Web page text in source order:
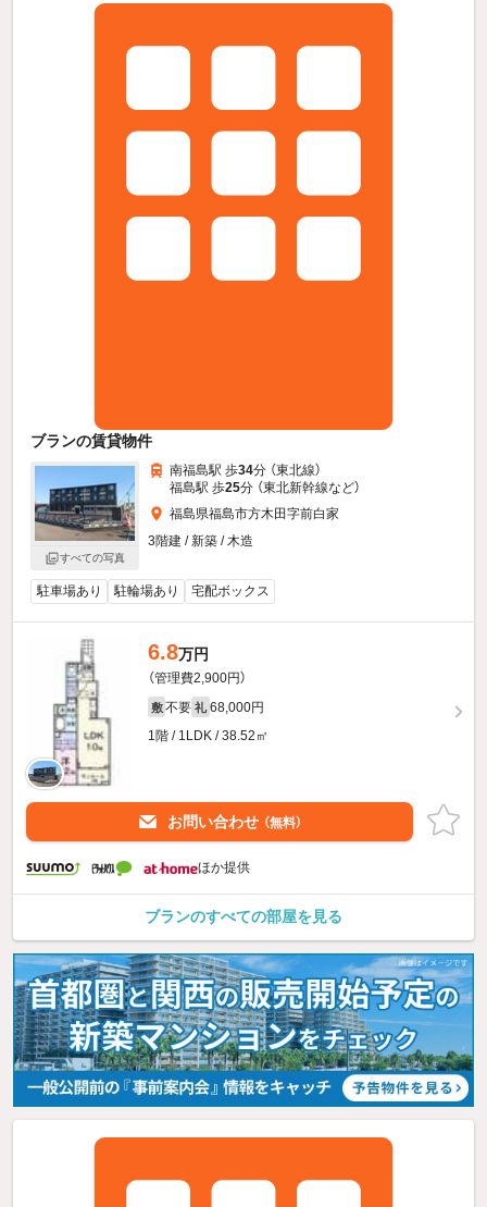
ブランの賃貸物件
すべての写真
南福島駅 歩34分 （東北線）
福島駅 歩25分 （東北新幹線など）
福島県福島市方木田字前白家
3階建 / 新築 / 木造
駐車場あり 駐輪場あり 宅配ボックス
6.8万円
（管理費2,900円）
敷 不要 礼 68,000円
1階 / 1LDK / 38.52㎡
お問い合わせ （無料）
ほか提供
ブランのすべての部屋を見る